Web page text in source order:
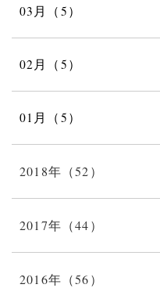
03月（5）
02月（5）
01月（5）
2018年（52）
2017年（44）
2016年（56）